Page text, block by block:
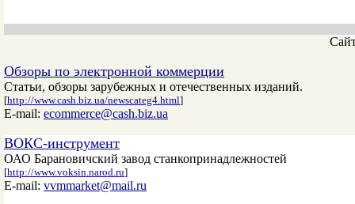
Обзоры по электронной коммерции
Статьи, обзоры зарубежных и отечественных изданий.
[http://www.cash.biz.ua/newscateg4.html]
E-mail: ecommerce@cash.biz.ua
ВОКС-инструмент
ОАО Барановичский завод станкопринадлежностей
[http://www.voksin.narod.ru]
E-mail: vvmmarket@mail.ru